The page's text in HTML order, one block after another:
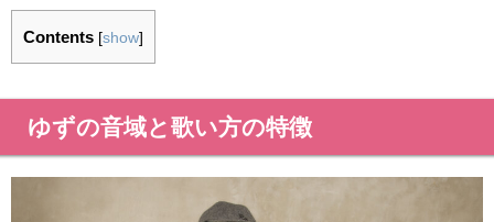
Contents [show]
ゆずの音域と歌い方の特徴